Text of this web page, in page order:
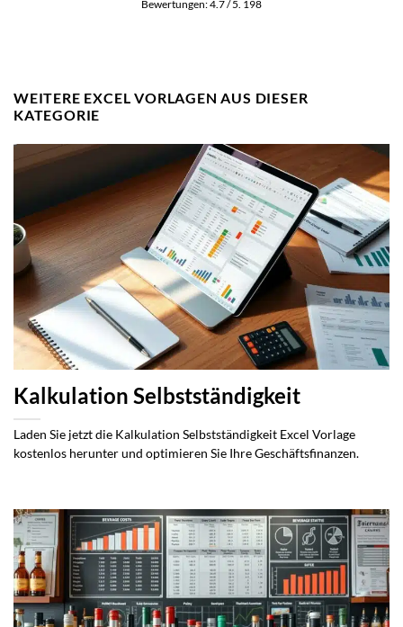
Bewertungen:4.7/ 5. 198
WEITERE EXCEL VORLAGEN AUS DIESER
KATEGORIE
Kalkulation Selbstständigkeit
Laden Sie jetzt die Kalkulation Selbstständigkeit Excel Vorlage
kostenlos herunter und optimieren Sie Ihre Geschäftsfinanzen.